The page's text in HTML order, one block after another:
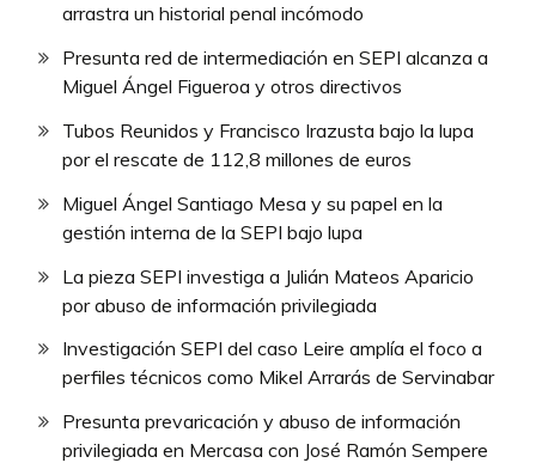
arrastra un historial penal incómodo
Presunta red de intermediación en SEPI alcanza a
Miguel Ángel Figueroa y otros directivos
Tubos Reunidos y Francisco Irazusta bajo la lupa
por el rescate de 112,8 millones de euros
Miguel Ángel Santiago Mesa y su papel en la
gestión interna de la SEPI bajo lupa
La pieza SEPI investiga a Julián Mateos Aparicio
por abuso de información privilegiada
Investigación SEPI del caso Leire amplía el foco a
perfiles técnicos como Mikel Arrarás de Servinabar
Presunta prevaricación y abuso de información
privilegiada en Mercasa con José Ramón Sempere